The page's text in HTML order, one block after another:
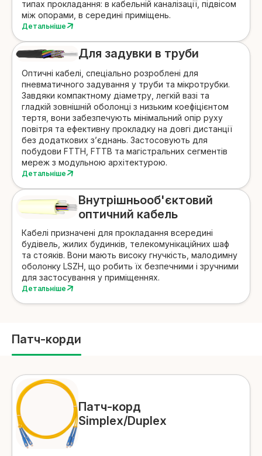
типах прокладання: в кабельній каналізації, підвісом
між опорами, в середині приміщень.
Детальніше
Для задувки в труби
Оптичні кабелі, спеціально розроблені для
пневматичного задування у труби та мікротрубки.
Завдяки компактному діаметру, легкій вазі та
гладкій зовнішній оболонці з низьким коефіцієнтом
тертя, вони забезпечують мінімальний опір руху
повітря та ефективну прокладку на довгі дистанції
без додаткових з’єднань. Застосовують для
побудови FTTH, FTTB та магістральних сегментів
мереж з модульною архітектурою.
Детальніше
Внутрішньооб'єктовий
оптичний кабель
Кабелі призначені для прокладання всередині
будівель, жилих будинків, телекомунікаційних шаф
та стояків. Вони мають високу гнучкість, малодимну
оболонку LSZH, що робить їх безпечними і зручними
для застосування у приміщеннях.
Детальніше
Патч-корди
Патч-корд
Simplex/Duplex